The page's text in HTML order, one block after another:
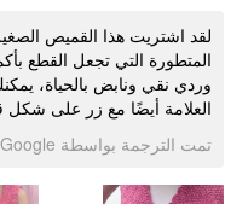
وردي نقي ونابض بالحياة،
العلامة أيضًا مع زر على شكل
تمت الترجمة بواسطة Google